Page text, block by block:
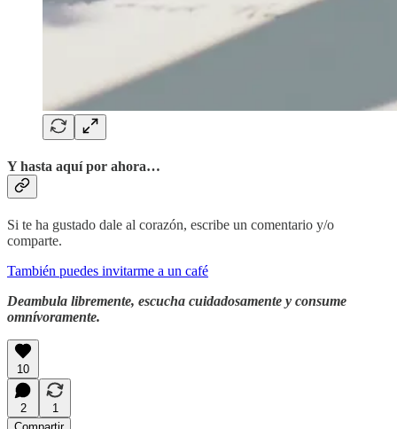
Y hasta aquí por ahora…
Si te ha gustado dale al corazón, escribe un comentario y/o
comparte.
También puedes invitarme a un café
Deambula libremente, escucha cuidadosamente y consume
omnívoramente.
10
2
1